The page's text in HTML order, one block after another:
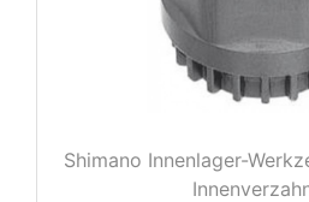
Shimano Innenlager-